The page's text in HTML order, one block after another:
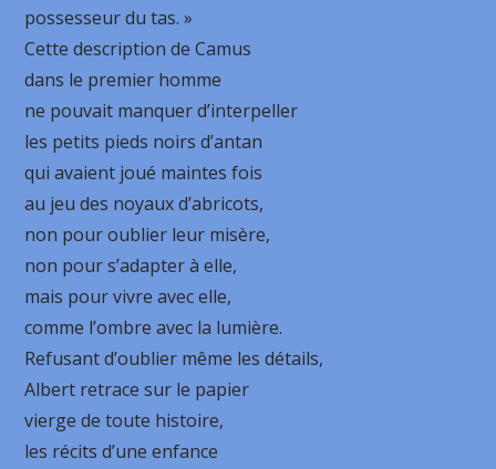
possesseur du tas. »
Cette description de Camus
dans le premier homme
ne pouvait manquer d’interpeller
les petits pieds noirs d’antan
qui avaient joué maintes fois
au jeu des noyaux d’abricots,
non pour oublier leur misère,
non pour s’adapter à elle,
mais pour vivre avec elle,
comme l’ombre avec la lumière.
Refusant d’oublier même les détails,
Albert retrace sur le papier
vierge de toute histoire,
les récits d’une enfance